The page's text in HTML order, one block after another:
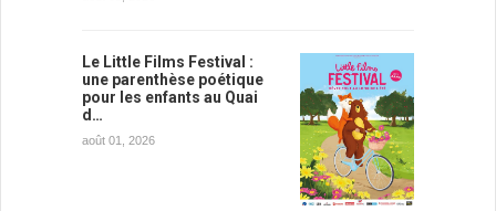
Le Little Films Festival :
une parenthèse poétique
pour les enfants au Quai
d…
août 01, 2026